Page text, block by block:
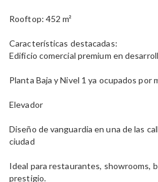
Rooftop: 452 m²
Características destacadas:
Edificio comercial premium en
Planta Baja y Nivel 1 ya ocupados por
Elevador
Diseño de vanguardia en una de las
ciudad
Ideal para restaurantes, showrooms,
prestigio.